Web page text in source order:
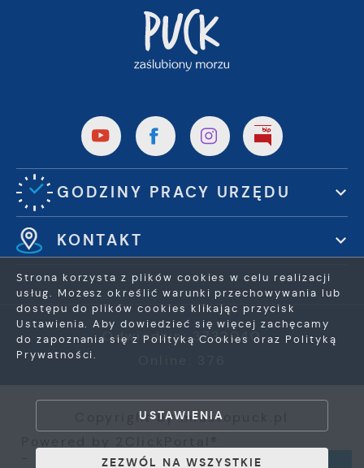
GODZINY PRACY URZĘDU
KONTAKT
Odwiedzin: 3732040
Copyright by miastopuck.pl
- Portale nowej generacji
Strona korzysta z plików cookies w celu realizacji
usług. Możesz określić warunki przechowywania lub
dostępu do plików cookies klikając przycisk
Ustawienia. Aby dowiedzieć się więcej zachęcamy
do zapoznania się z Polityką Cookies oraz Polityką
Prywatności.
USTAWIENIA
ZEZWÓL NA WSZYSTKIE
ZEZWÓL NA WSZYSTKIE